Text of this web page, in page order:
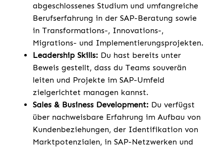
abgeschlossenes Studium und umfangreiche
Berufserfahrung in der SAP-Beratung sowie
in Transformations-, Innovations-,
Migrations- und Implementierungsprojekten.
Leadership Skills: Du hast bereits unter
Beweis gestellt, dass du Teams souverän
leiten und Projekte im SAP-Umfeld
zielgerichtet managen kannst.
Sales & Business Development: Du verfügst
über nachweisbare Erfahrung im Aufbau von
Kundenbeziehungen, der Identifikation von
Marktpotenzialen, in SAP-Netzwerken und